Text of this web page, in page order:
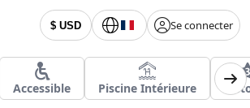
$ USD Se connecter
Accessible Piscine Intérieure 3